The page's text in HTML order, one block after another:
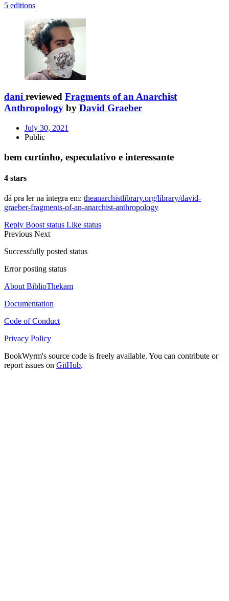
5 editions
dani reviewed Fragments of an Anarchist
Anthropology by David Graeber
July 30, 2021
Public
bem curtinho, especulativo e interessante
4 stars
dá pra ler na íntegra em: theanarchistlibrary.org/library/david-
graeber-fragments-of-an-anarchist-anthropology
Reply Boost status Like status
Previous Next
Successfully posted status
Error posting status
About BiblioThekam
Documentation
Code of Conduct
Privacy Policy
BookWyrm's source code is freely available. You can contribute or
report issues on GitHub.